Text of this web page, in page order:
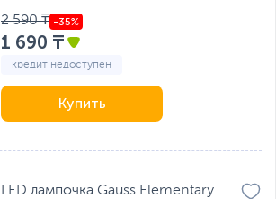
2 590 ₸
1 690 ₸
кредит недоступен
Купить
LED лампочка Gauss Elementary